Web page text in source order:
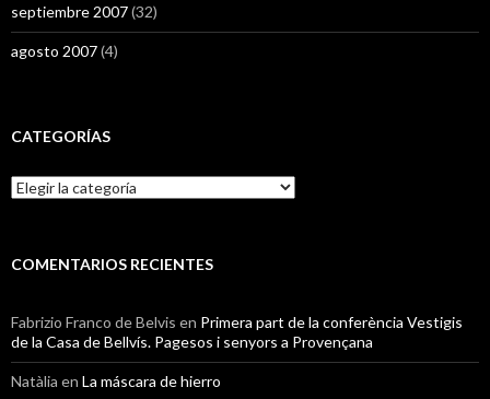
septiembre 2007(32)
agosto 2007(4)
CATEGORÍAS
Categorías
COMENTARIOS RECIENTES
Fabrizio Franco de Belvis en Primera part de la conferència Vestigis
de la Casa de Bellvís. Pagesos i senyors a Provençana
Natàlia en La máscara de hierro